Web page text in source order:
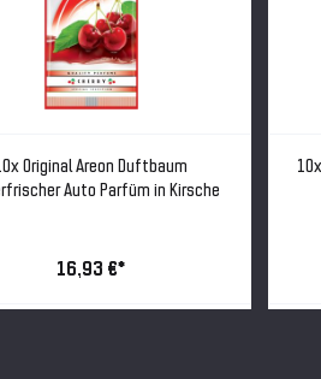
Original Areon Duftbaum
Auto Parfüm in Kirsche
16,93 €*